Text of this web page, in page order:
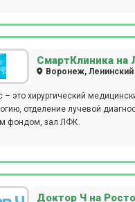
СмартКлиника на
Воронеж, Ленинский
– это хирургический
отделение лучевой
фондом, зал ЛФК.
Доктор Ч на